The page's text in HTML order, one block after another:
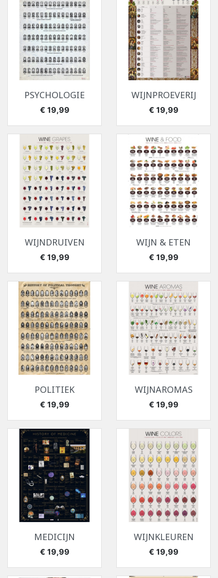
PSYCHOLOGIE
Prijs
€ 19,99
WIJNPROEVERIJ
Prijs
€ 19,99
WIJNDRUIVEN
Prijs
€ 19,99
WIJN & ETEN
Prijs
€ 19,99
POLITIEK
Prijs
€ 19,99
WIJNAROMAS
Prijs
€ 19,99
MEDICIJN
Prijs
€ 19,99
WIJNKLEUREN
Prijs
€ 19,99